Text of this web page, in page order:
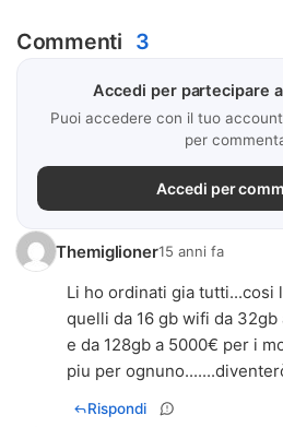
Commenti 3
Accedi per partecipare
Puoi accedere con il tuo
per
Accedi per
Themiglioner15 anni fa
Li ho ordinati gia tutti...cosi
quelli da 16 gb wifi da
e da 128gb a 5000€ per i
piu per
Rispondi